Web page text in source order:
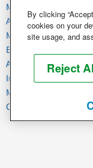
Mudanzas
Artículos del hogar
Mascotas
Basura y chatarra
Alimentos y
Industria y negocios
Maquinaria pesada
Caballos y ganado
By clicking
cookies on your
site usage, and
Reject